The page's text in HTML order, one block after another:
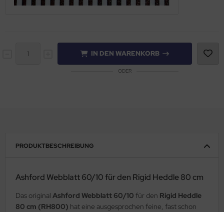
IN DEN WARENKORB
ODER
PRODUKTBESCHREIBUNG
Ashford Webblatt 60/10 für den Rigid Heddle 80 cm
Das original Ashford Webblatt 60/10 für den Rigid Heddle
80 cm (RH800) hat eine ausgesprochen feine, fast schon